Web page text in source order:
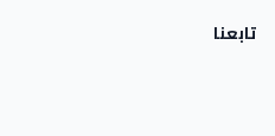
تابعنا